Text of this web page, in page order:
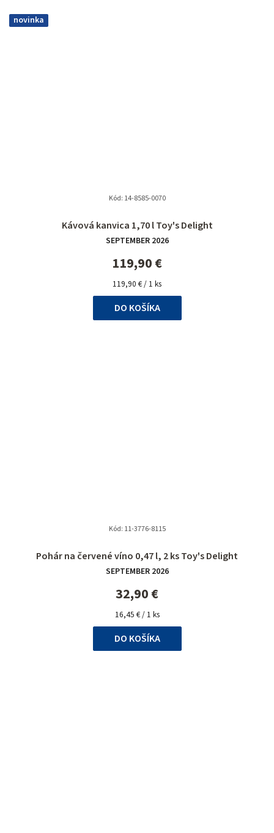
novinka
Kávová kanvica 1,70 l Toy's Delight
hodnotenie
produktu
je
5,0
z
5
hviezdičiek.
SEPTEMBER 2026
119,90 €
Jednotková
cena:
119,90 € / 1 ks
DO KOŠÍKA
Kód: 14-8585-0070
Pohár na červené víno 0,47 l, 2 ks Toy's Delight
hodnotenie
produktu
je
5,0
z
5
hviezdičiek.
SEPTEMBER 2026
32,90 €
Jednotková
cena:
16,45 € / 1 ks
DO KOŠÍKA
Kód: 11-3776-8115